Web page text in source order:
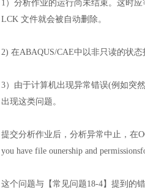
1 ） 分析作业的运行尚未结束。这时
LCK 文件就会被自动删除。
2) 在ABAQUS/CAE中以非只读的状
3） 由于计算机出现异常错误(例如突
出现这类问题。
提交分析作业后，分析异常中止，在
you have file ounership and
这个问题与【常见问题18-4】提到的